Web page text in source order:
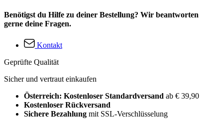
Benötigst du Hilfe zu deiner Bestellung? Wir beantworten
gerne deine Fragen.
Kontakt
Geprüfte Qualität
Sicher und vertraut einkaufen
Österreich: Kostenloser Standardversand ab € 39,90
Kostenloser Rückversand
Sichere Bezahlung mit SSL-Verschlüsselung